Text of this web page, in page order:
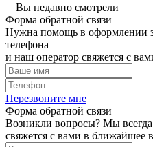
Вы недавно смотрели
Форма обратной связи
Нужна помощь в оформлении
телефона
и наш оператор свяжется с
Перезвоните мне
Форма обратной связи
Возникли вопросы? Мы
свяжется с вами в ближайшее